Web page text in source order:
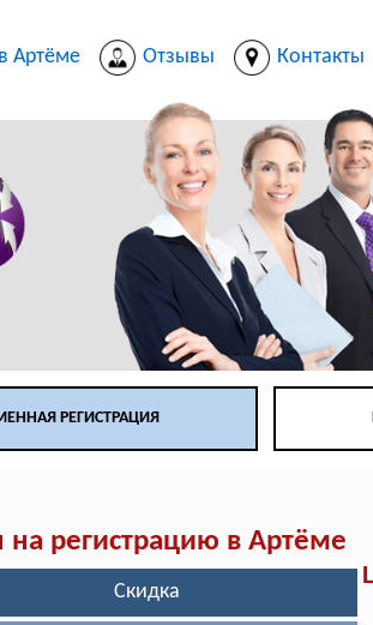
Артёме Отзывы Контакты
РЕГИСТРАЦИЯ
регистрацию в Артёме
Скидка